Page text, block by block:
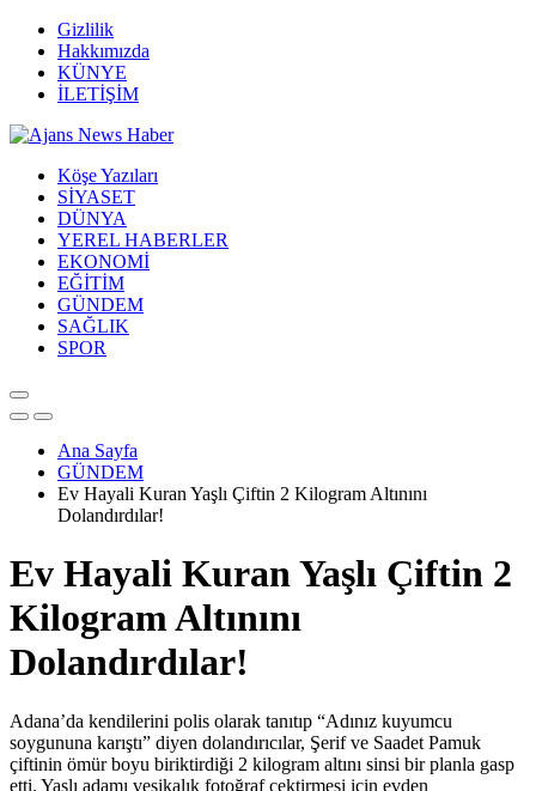
Gizlilik
Hakkımızda
KÜNYE
İLETİŞİM
Köşe Yazıları
SİYASET
DÜNYA
YEREL HABERLER
EKONOMİ
EĞİTİM
GÜNDEM
SAĞLIK
SPOR
Ana Sayfa
GÜNDEM
Ev Hayali Kuran Yaşlı Çiftin 2 Kilogram Altınını
Dolandırdılar!
Ev Hayali Kuran Yaşlı Çiftin 2
Kilogram Altınını
Dolandırdılar!
Adana’da kendilerini polis olarak tanıtıp “Adınız kuyumcu
soygununa karıştı” diyen dolandırıcılar, Şerif ve Saadet Pamuk
çiftinin ömür boyu biriktirdiği 2 kilogram altını sinsi bir planla gasp
etti. Yaşlı adamı vesikalık fotoğraf çektirmesi için evden